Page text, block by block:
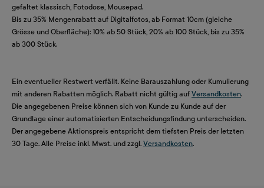
gefaltet klassisch, Fotodose, Mousepad.
Bis zu 35% Mengenrabatt auf Digitalfotos, ab Format 10cm (gleiche
Grösse und Oberfläche): 10% ab 50 Stück, 20% ab 100 Stück, bis zu 35%
ab 300 Stück.
Ein eventueller Restwert verfällt. Keine Barauszahlung oder Kumulierung
mit anderen Rabatten möglich. Rabatt nicht gültig auf Versandkosten.
Die angegebenen Preise können sich von Kunde zu Kunde auf der
Grundlage einer automatisierten Entscheidungsfindung unterscheiden.
Der angegebene Aktionspreis entspricht dem tiefsten Preis der letzten
30 Tage. Alle Preise inkl. Mwst. und zzgl. Versandkosten.